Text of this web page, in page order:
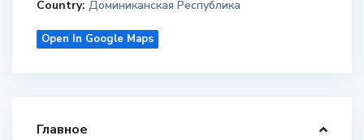
Country: Доминиканская Республика
Open In Google Maps
Главное